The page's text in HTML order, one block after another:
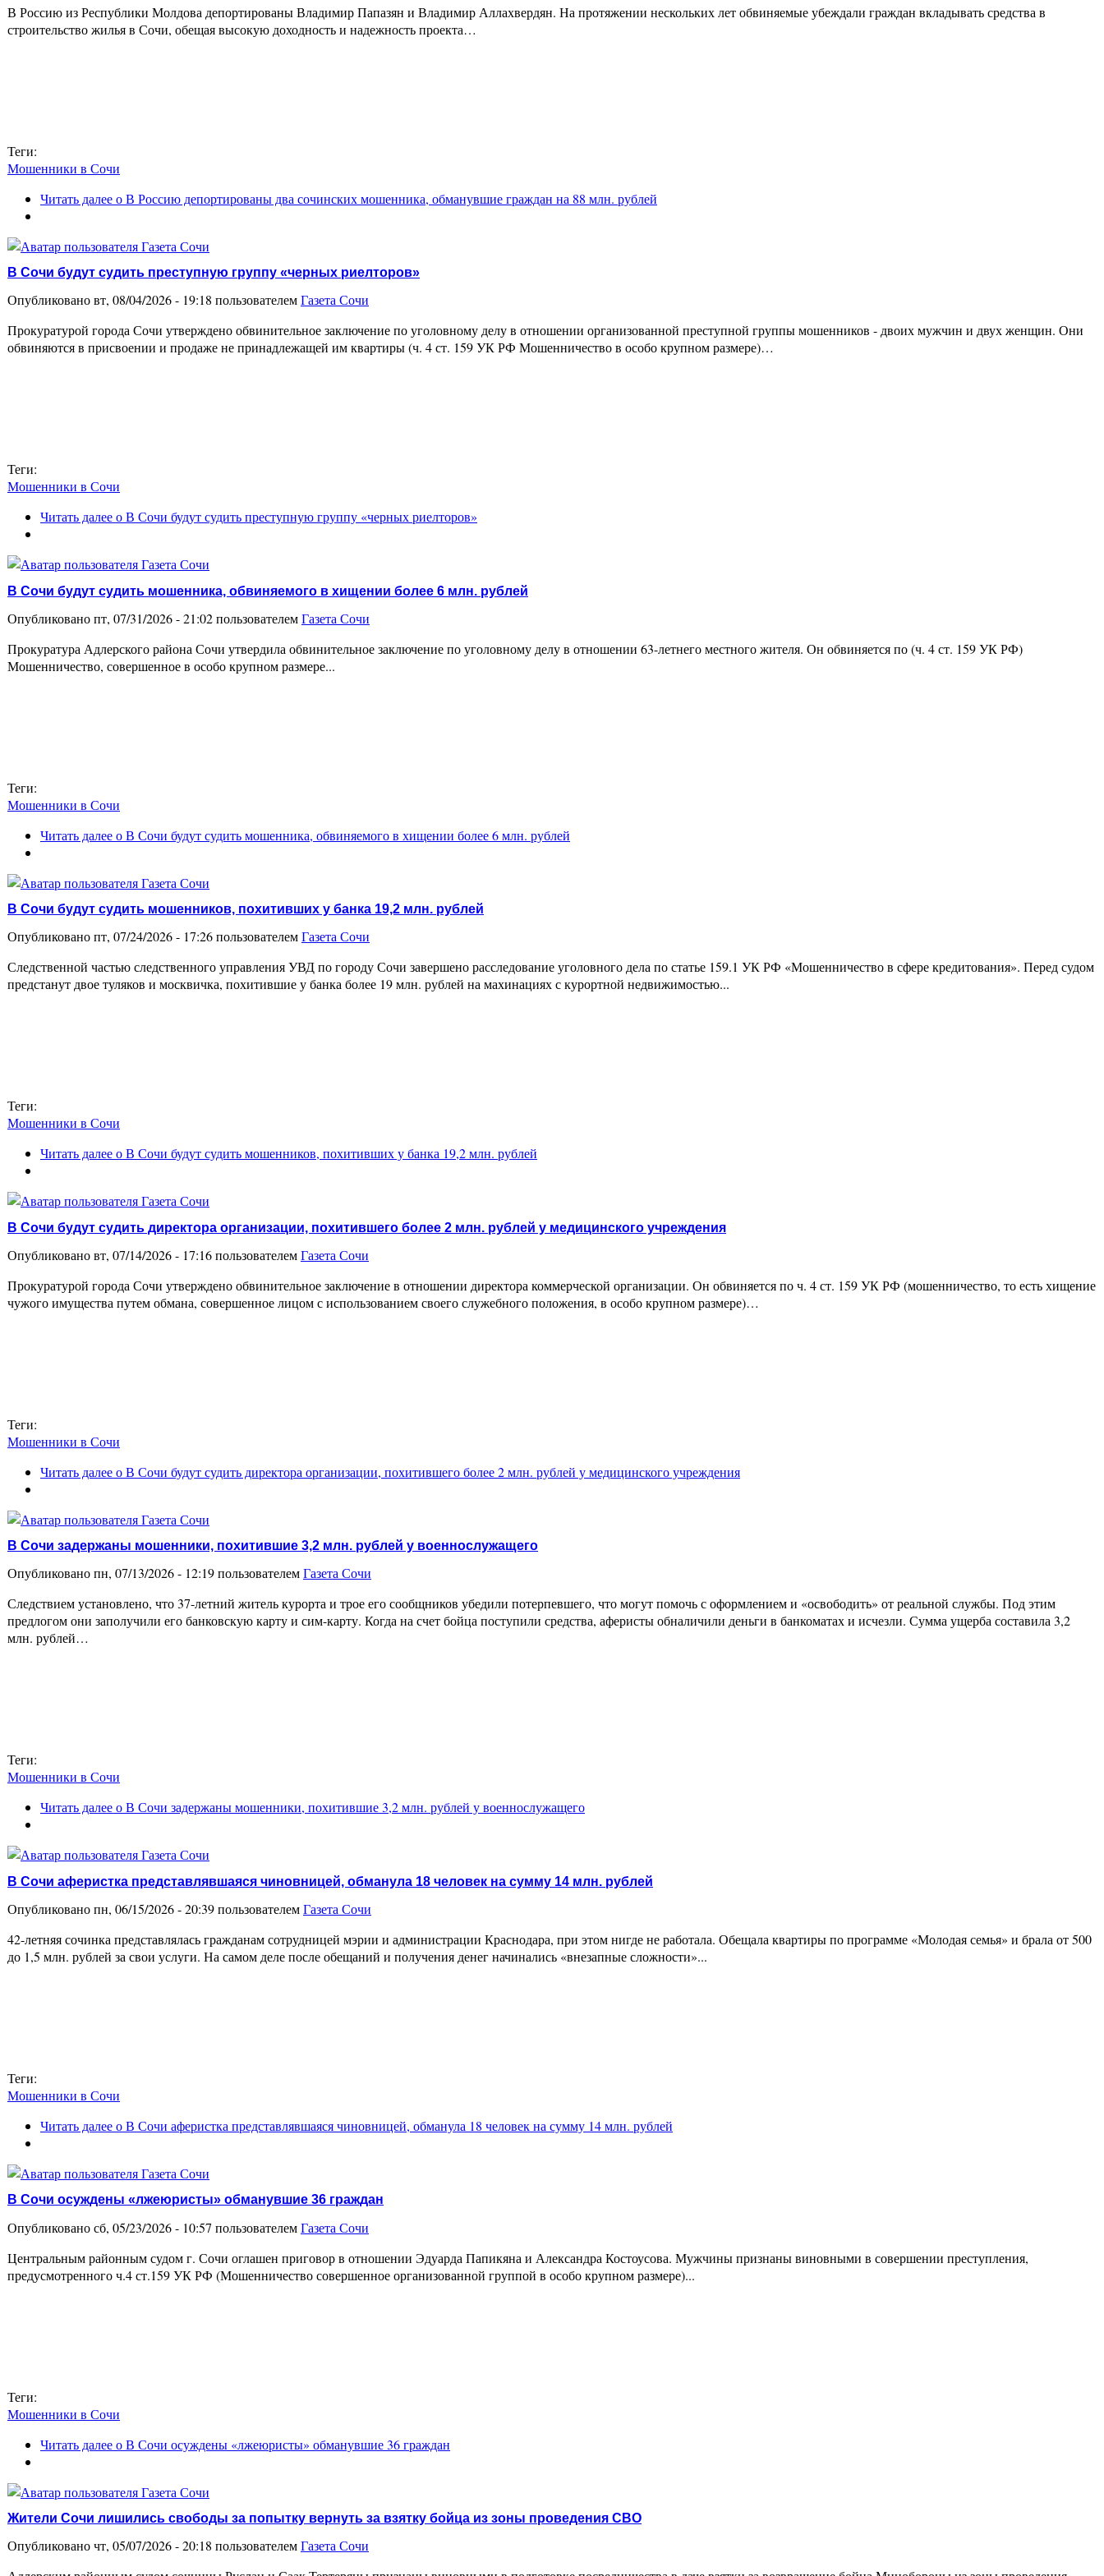
В Россию из Республики Молдова депортированы Владимир Папазян и Владимир Аллахвердян. На протяжении нескольких лет обвиняемые убеждали граждан вкладывать средства в
строительство жилья в Сочи, обещая высокую доходность и надежность проекта…
Теги:
Мошенники в Сочи
Читать далеео В Россию депортированы два сочинских мошенника, обманувшие граждан на 88 млн. рублей
В Сочи будут судить преступную группу «черных риелторов»
Опубликовано вт, 08/04/2026 - 19:18 пользователемГазета Сочи
Прокуратурой города Сочи утверждено обвинительное заключение по уголовному делу в отношении организованной преступной группы мошенников - двоих мужчин и двух женщин. Они
обвиняются в присвоении и продаже не принадлежащей им квартиры (ч. 4 ст. 159 УК РФ Мошенничество в особо крупном размере)…
Теги:
Мошенники в Сочи
Читать далеео В Сочи будут судить преступную группу «черных риелторов»
В Сочи будут судить мошенника, обвиняемого в хищении более 6 млн. рублей
Опубликовано пт, 07/31/2026 - 21:02 пользователемГазета Сочи
Прокуратура Адлерского района Сочи утвердила обвинительное заключение по уголовному делу в отношении 63-летнего местного жителя. Он обвиняется по (ч. 4 ст. 159 УК РФ)
Мошенничество, совершенное в особо крупном размере...
Теги:
Мошенники в Сочи
Читать далеео В Сочи будут судить мошенника, обвиняемого в хищении более 6 млн. рублей
В Сочи будут судить мошенников, похитивших у банка 19,2 млн. рублей
Опубликовано пт, 07/24/2026 - 17:26 пользователемГазета Сочи
Следственной частью следственного управления УВД по городу Сочи завершено расследование уголовного дела по статье 159.1 УК РФ «Мошенничество в сфере кредитования». Перед судом
предстанут двое туляков и москвичка, похитившие у банка более 19 млн. рублей на махинациях с курортной недвижимостью...
Теги:
Мошенники в Сочи
Читать далеео В Сочи будут судить мошенников, похитивших у банка 19,2 млн. рублей
В Сочи будут судить директора организации, похитившего более 2 млн. рублей у медицинского учреждения
Опубликовано вт, 07/14/2026 - 17:16 пользователемГазета Сочи
Прокуратурой города Сочи утверждено обвинительное заключение в отношении директора коммерческой организации. Он обвиняется по ч. 4 ст. 159 УК РФ (мошенничество, то есть хищение
чужого имущества путем обмана, совершенное лицом с использованием своего служебного положения, в особо крупном размере)…
Теги:
Мошенники в Сочи
Читать далеео В Сочи будут судить директора организации, похитившего более 2 млн. рублей у медицинского учреждения
В Сочи задержаны мошенники, похитившие 3,2 млн. рублей у военнослужащего
Опубликовано пн, 07/13/2026 - 12:19 пользователемГазета Сочи
Следствием установлено, что 37-летний житель курорта и трое его сообщников убедили потерпевшего, что могут помочь с оформлением и «освободить» от реальной службы. Под этим
предлогом они заполучили его банковскую карту и сим-карту. Когда на счет бойца поступили средства, аферисты обналичили деньги в банкоматах и исчезли. Сумма ущерба составила 3,2
млн. рублей…
Теги:
Мошенники в Сочи
Читать далеео В Сочи задержаны мошенники, похитившие 3,2 млн. рублей у военнослужащего
В Сочи аферистка представлявшаяся чиновницей, обманула 18 человек на сумму 14 млн. рублей
Опубликовано пн, 06/15/2026 - 20:39 пользователемГазета Сочи
42-летняя сочинка представлялась гражданам сотрудницей мэрии и администрации Краснодара, при этом нигде не работала. Обещала квартиры по программе «Молодая семья» и брала от 500
до 1,5 млн. рублей за свои услуги. На самом деле после обещаний и получения денег начинались «внезапные сложности»...
Теги:
Мошенники в Сочи
Читать далеео В Сочи аферистка представлявшаяся чиновницей, обманула 18 человек на сумму 14 млн. рублей
В Сочи осуждены «лжеюристы» обманувшие 36 граждан
Опубликовано сб, 05/23/2026 - 10:57 пользователемГазета Сочи
Центральным районным судом г. Сочи оглашен приговор в отношении Эдуарда Папикяна и Александра Костоусова. Мужчины признаны виновными в совершении преступления,
предусмотренного ч.4 ст.159 УК РФ (Мошенничество совершенное организованной группой в особо крупном размере)...
Теги:
Мошенники в Сочи
Читать далеео В Сочи осуждены «лжеюристы» обманувшие 36 граждан
Жители Сочи лишились свободы за попытку вернуть за взятку бойца из зоны проведения СВО
Опубликовано чт, 05/07/2026 - 20:18 пользователемГазета Сочи